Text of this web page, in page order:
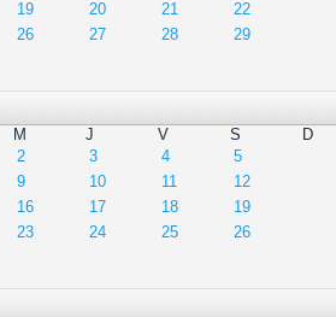
19 20 21
22
26 27 28
29
M J V S
D
2 3 4
5
9 10 11
12
16 17 18
19
23 24 25
26